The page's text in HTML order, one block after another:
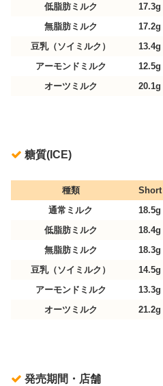
低脂肪ミルク
17.3g
無脂肪ミルク
17.2g
豆乳（ソイミルク）
13.4g
アーモンドミルク
12.5g
オーツミルク
20.1g
糖質(ICE)
種類 Short
通常ミルク
18.5g
低脂肪ミルク
18.4g
無脂肪ミルク
18.3g
豆乳（ソイミルク）
14.5g
アーモンドミルク
13.3g
オーツミルク
21.2g
発売期間・店舗